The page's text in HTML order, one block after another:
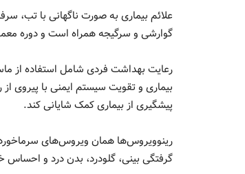
علائم بیماری به صورت ناگهانی با تب،
گوارشی و سرگیجه همراه است و دوره معمول
رعایت بهداشت فردی شامل استفاده از
بیماری و تقویت سیستم ایمنی با پیروی
پیشگیری از بیماری کمک شایانی کند.
رینوویروس‌ها همان ویروس‌های
گرفتگی بینی، گلودرد، بدن درد و